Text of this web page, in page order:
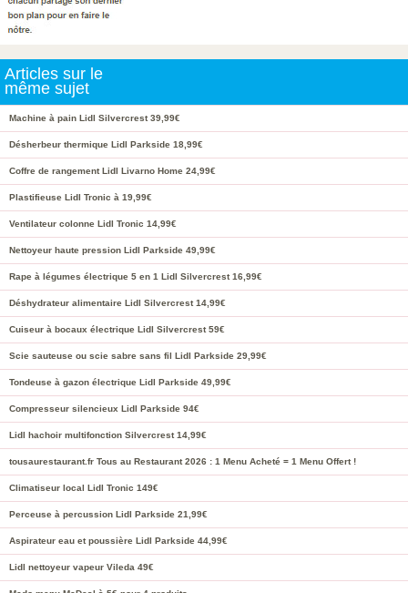
Articles sur le
même sujet
Machine à pain Lidl Silvercrest 39,99€
Désherbeur thermique Lidl Parkside 18,99€
Coffre de rangement Lidl Livarno Home 24,99€
Plastifieuse Lidl Tronic à 19,99€
Ventilateur colonne Lidl Tronic 14,99€
Nettoyeur haute pression Lidl Parkside 49,99€
Rape à légumes électrique 5 en 1 Lidl Silvercrest 16,99€
Déshydrateur alimentaire Lidl Silvercrest 14,99€
Cuiseur à bocaux électrique Lidl Silvercrest 59€
Scie sauteuse ou scie sabre sans fil Lidl Parkside 29,99€
Tondeuse à gazon électrique Lidl Parkside 49,99€
Compresseur silencieux Lidl Parkside 94€
Lidl hachoir multifonction Silvercrest 14,99€
tousaurestaurant.fr Tous au Restaurant 2026 : 1 Menu Acheté = 1 Menu Offert !
Climatiseur local Lidl Tronic 149€
Perceuse à percussion Lidl Parkside 21,99€
Aspirateur eau et poussière Lidl Parkside 44,99€
Lidl nettoyeur vapeur Vileda 49€